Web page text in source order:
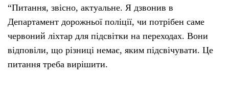
“Питання, звісно, актуальне. Я дзвонив в
Департамент дорожньої поліції, чи потрібен саме
червоний ліхтар для підсвітки на переходах. Вони
відповіли, що різниці немає, яким підсвічувати. Це
питання треба вирішити.